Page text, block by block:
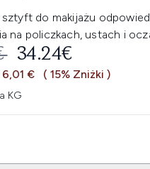
do makijażu
na policzkach, ustach i
CENA
AKTUALNA
34.24€
€ ( 15% Zniżki )
KG